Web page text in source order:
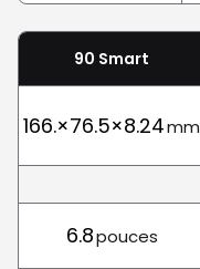
90 Smart
166.×76.5×8.24mm
6.8pouces